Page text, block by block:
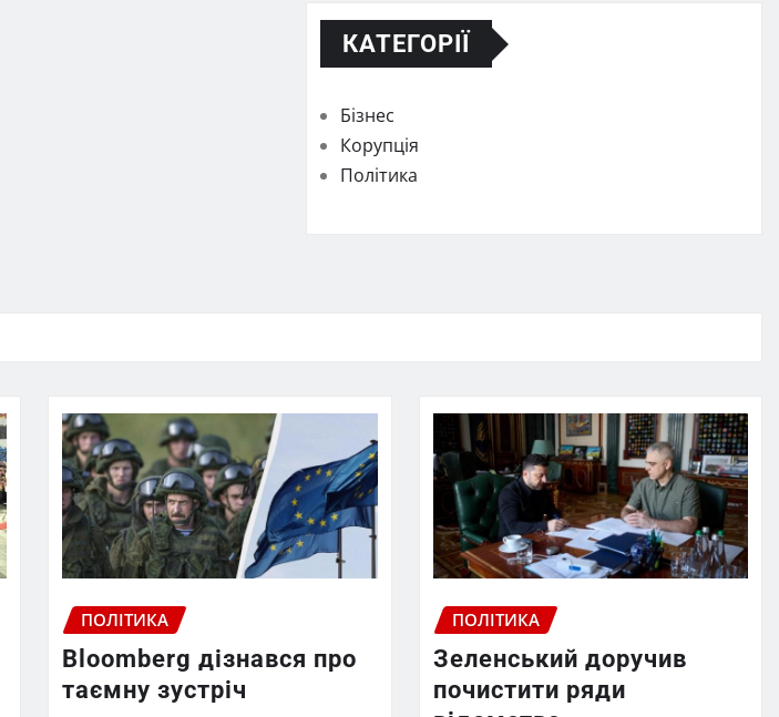
КАТЕГОРІЇ
Бізнес
Корупція
Політика
ПОЛІТИКА
Bloomberg дізнався про
таємну зустріч
ПОЛІТИКА
Зеленський доручив
почистити ряди